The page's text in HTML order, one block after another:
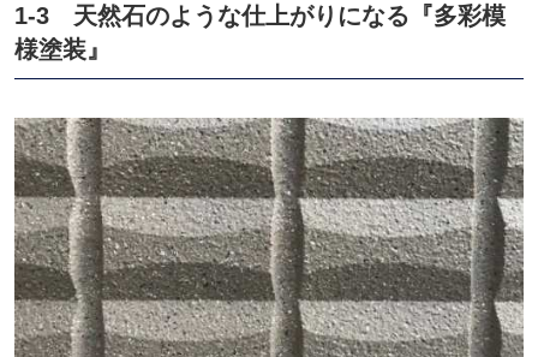
1-3 天然石のような仕上がりになる『多彩模
様塗装』